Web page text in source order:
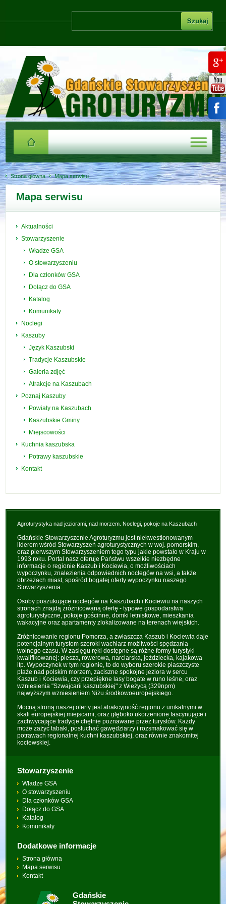
Strona główna Mapa serwisu
Mapa serwisu
Aktualności
Stowarzyszenie
Władze GSA
O stowarzyszeniu
Dla członków GSA
Dołącz do GSA
Katalog
Komunikaty
Noclegi
Kaszuby
Język Kaszubski
Tradycje Kaszubskie
Galeria zdjęć
Atrakcje na Kaszubach
Poznaj Kaszuby
Powiaty na Kaszubach
Kaszubskie Gminy
Miejscowości
Kuchnia kaszubska
Potrawy kaszubskie
Kontakt
Agroturystyka nad jeziorami, nad morzem. Noclegi, pokoje na Kaszubach
Gdańskie Stowarzyszenie Agroturyzmu jest niekwestionowanym
liderem wśród Stowarzyszeń agroturystycznych w woj. pomorskim,
oraz pierwszym Stowarzyszeniem tego typu jakie powstało w Kraju w
1993 roku. Portal nasz oferuje Państwu wszelkie niezbędne
informacje o regionie Kaszub i Kociewia, o możliwościach
wypoczynku, znalezienia odpowiednich noclegów na wsi, a także
obrzeżach miast, spośród bogatej oferty wypoczynku naszego
Stowarzyszenia.
Osoby poszukujące noclegów na Kaszubach i Kociewiu na naszych
stronach znajdą zróżnicowaną ofertę - typowe gospodarstwa
agroturystyczne, pokoje gościnne, domki letniskowe, mieszkania
wakacyjne oraz apartamenty zlokalizowane na terenach wiejskich.
Zróżnicowanie regionu Pomorza, a zwłaszcza Kaszub i Kociewia daje
potencjalnym turystom szeroki wachlarz możliwości spędzania
wolnego czasu. W zasięgu ręki dostępne są różne formy turystyki
kwalifikowanej: piesza, rowerowa, narciarska, jeździecka, kajakowa
itp. Wypoczynek w tym regionie, to do wyboru szerokie piaszczyste
plaże nad polskim morzem, zaciszne spokojne jeziora w sercu
Kaszub i Kociewia, czy przepiękne lasy bogate w runo leśne, oraz
wzniesienia "Szwajcarii kaszubskiej" z Wieżycą (329npm)
najwyższym wzniesieniem Niżu środkowoeuropejskiego.
Mocną stroną naszej oferty jest atrakcyjność regionu z unikalnymi w
skali europejskiej miejscami, oraz głęboko ukorzenione fascynujące i
zachwycające tradycje chętnie poznawane przez turystów. Każdy
może zażyć tabaki, posłuchać gawędziarzy i rozsmakować się w
potrawach regionalnej kuchni kaszubskiej, oraz równie znakomitej
kociewskiej.
Stowarzyszenie
Władze GSA
O stowarzyszeniu
Dla członków GSA
Dołącz do GSA
Katalog
Komunikaty
Dodatkowe informacje
Strona główna
Mapa serwisu
Kontakt
Gdańskie